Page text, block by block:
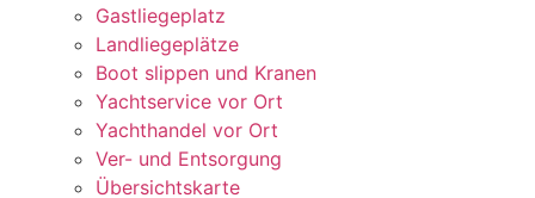
Gastliegeplatz
Landliegeplätze
Boot slippen und Kranen
Yachtservice vor Ort
Yachthandel vor Ort
Ver- und Entsorgung
Übersichtskarte